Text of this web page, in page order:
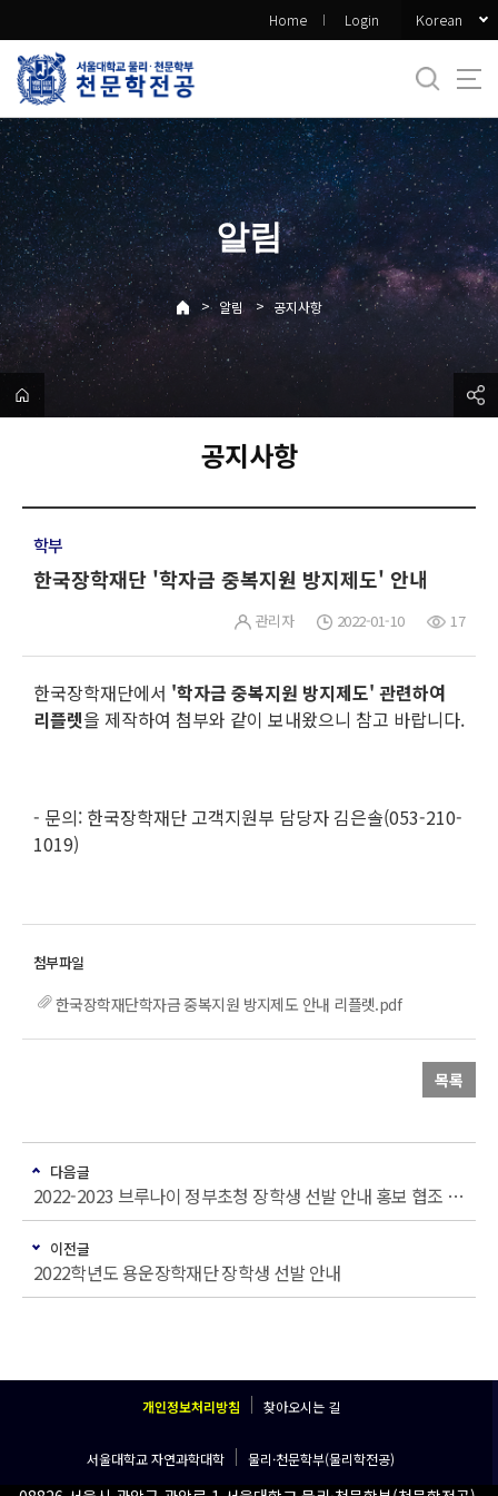
로
메
뉴
Home Login Korean
알림
> 알림 > 공지사항
공지사항
학부
한국장학재단 '학자금 중복지원 방지제도' 안내
관리자 2022-01-10 17
한국장학재단에서 '학자금 중복지원 방지제도' 관련하여
리플렛을 제작하여 첨부와 같이 보내왔으니 참고 바랍니다.
- 문의: 한국장학재단 고객지원부 담당자 김은솔(053-210-
1019)
한국장학재단학자금 중복지원 방지제도 안내 리플렛.pdf
목록
다음글
2022-2023 브루나이 정부초청 장학생 선발 안내 홍보 협조 요청
이전글
2022학년도 용운장학재단 장학생 선발 안내
개인정보처리방침 찾아오시는 길
서울대학교 자연과학대학 물리·천문학부(물리학전공)